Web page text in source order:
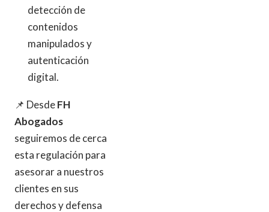
detección de
contenidos
manipulados y
autenticación
digital.
📌 DesdeFH
Abogados
seguiremos de cerca
esta regulación para
asesorar a nuestros
clientes en sus
derechos y defensa